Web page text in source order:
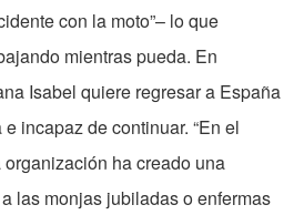
con la moto”– lo que
mientras pueda. En
Isabel quiere regresar a España
incapaz de continuar. “En el
ha creado una
las monjas jubiladas o enfermas